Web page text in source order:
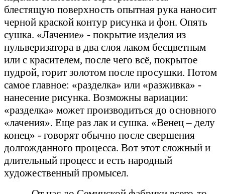
блестящую поверхность опытная рука наносит
черной краской контур рисунка и фон. Опять
сушка. «Лачение» - покрытие изделия из
пульверизатора в два слоя лаком бесцветным
или с красителем, после чего всё, покрытое
пудрой, горит золотом после просушки. Потом
самое главное: «разделка» или «разживка» -
нанесение рисунка. Возможны вариации:
«разделка» может производиться до основного
«лачения». Еще раз лак и сушка. «Венец – делу
конец» - говорят обычно после свершения
долгожданного процесса. Вот этот сложный и
длительный процесс и есть народный
художественный промысел.